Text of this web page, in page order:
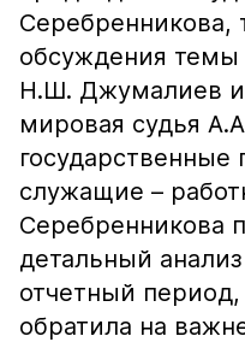
Серебренникова,
обсуждения темы
Н.Ш. Джумалиев
мировая судья
государственные
служащие –
Серебренникова
детальный
отчетный
обратила на